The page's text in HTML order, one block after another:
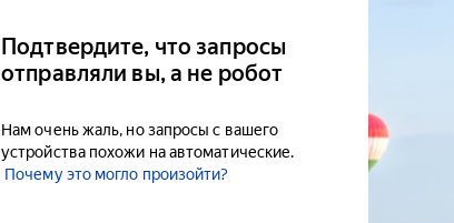
Подтвердите, что запросы
отправляли вы, а не робот
Нам очень жаль, но запросы с вашего
устройства похожи на автоматические.
Почему это могло произойти?